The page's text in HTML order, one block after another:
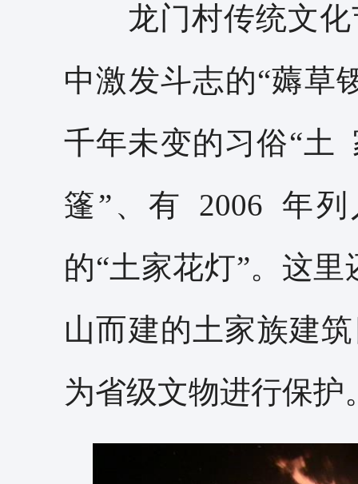
龙门村传统文化
中激发斗志的“薅草
千年未变的习俗“土
篷”、有 2006 年
的“土家花灯”。这
山而建的土家族建
为省级文物进行保护